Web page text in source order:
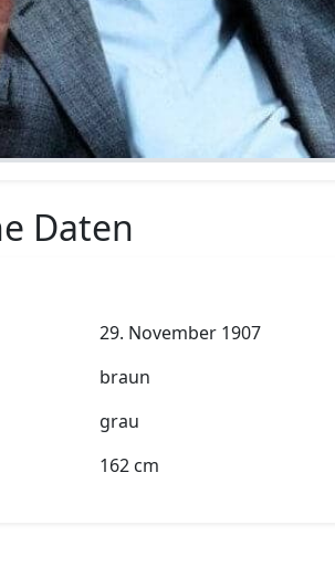
Daten
29. November 1907
braun
grau
162 cm